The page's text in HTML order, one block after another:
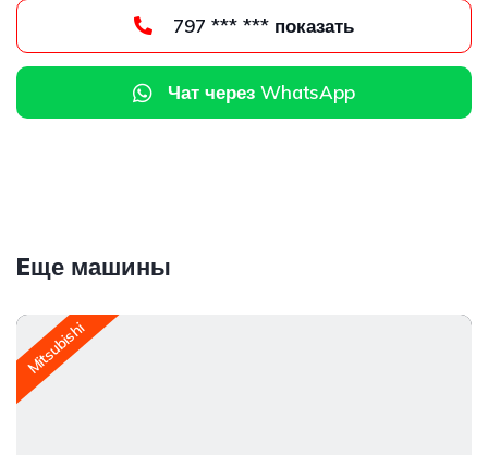
797 *** *** показать
Чат через WhatsApp
Eще машины
Mitsubishi